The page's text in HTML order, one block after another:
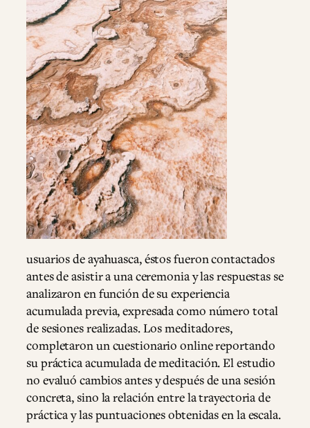
usuarios de ayahuasca, éstos fueron contactados
antes de asistir a una ceremonia y las respuestas se
analizaron en función de su experiencia
acumulada previa, expresada como número total
de sesiones realizadas. Los meditadores,
completaron un cuestionario online reportando
su práctica acumulada de meditación. El estudio
no evaluó cambios antes y después de una sesión
concreta, sino la relación entre la trayectoria de
práctica y las puntuaciones obtenidas en la escala.